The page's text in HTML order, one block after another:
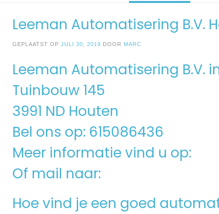
Leeman Automatisering B.V.
GEPLAATST OP JULI 30, 2019 DOOR MARC
Leeman Automatisering B.V.
Tuinbouw 145
3991 ND Houten
Bel ons op: 615086436
Meer informatie vind u op:
Of mail naar:
Hoe vind je een goed